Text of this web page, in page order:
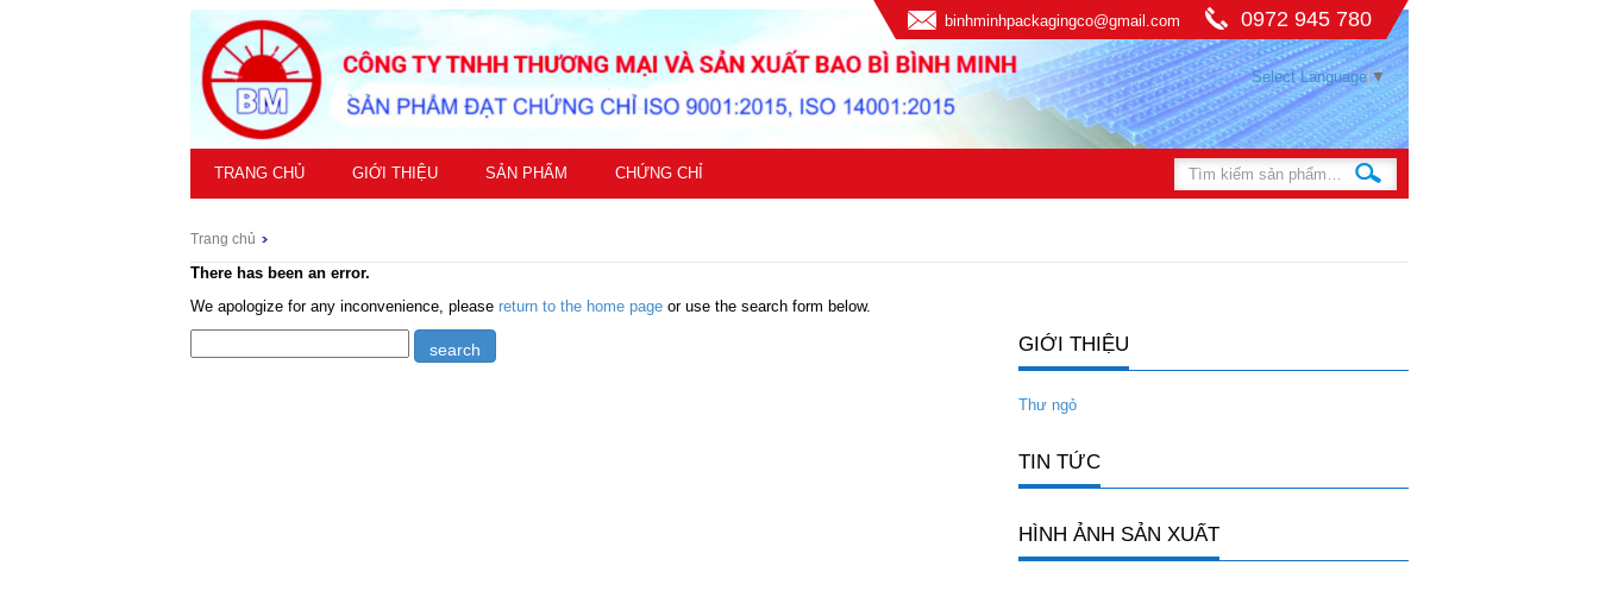
binhminhpackagingco@gmail.com 0972 945 780
Select Language ▼
TRANG CHỦ GIỚI THIỆU SẢN PHẨM CHỨNG CHỈ
Trang chủ
There has been an error.
We apologize for any inconvenience, please return to the home page or use the search form below.
GIỚI THIỆU
Thư ngỏ
TIN TỨC
HÌNH ẢNH SẢN XUẤT